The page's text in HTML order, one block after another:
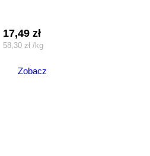
17,49zł
58,30 zł /kg
Zobacz